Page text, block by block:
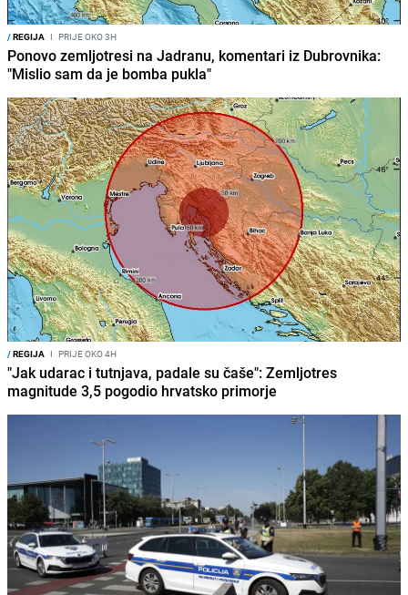
/REGIJA I PRIJE OKO 3H
Ponovo zemljotresi na Jadranu, komentari iz Dubrovnika:
"Mislio sam da je bomba pukla"
/REGIJA I PRIJE OKO 4H
"Jak udarac i tutnjava, padale su čaše": Zemljotres
magnitude 3,5 pogodio hrvatsko primorje